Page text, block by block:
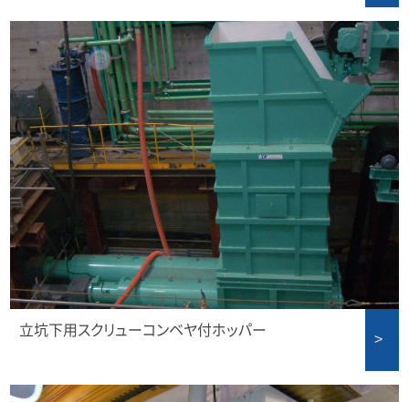
立坑下用スクリューコンベヤ付ホッパー